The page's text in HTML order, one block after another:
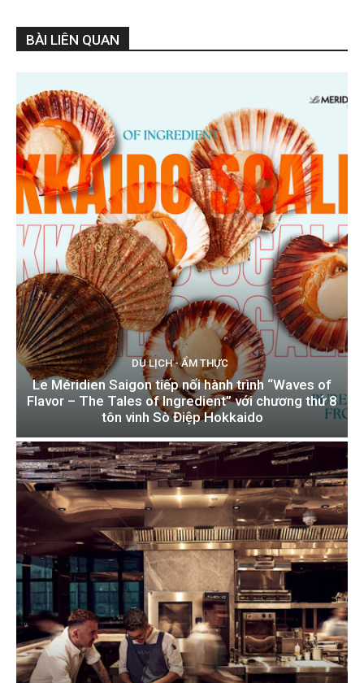
BÀI LIÊN QUAN
DU LỊCH - ẨM THỰC
Le Méridien Saigon tiếp nối hành trình “Waves of
Flavor – The Tales of Ingredient” với chương thứ 8
tôn vinh Sò Điệp Hokkaido